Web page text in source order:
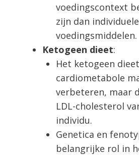
voedingscontext
zijn dan individuele
voedingsmiddelen.
Ketogeen dieet:
Het ketogeen
cardiometabole
verbeteren, maar
LDL-cholesterol
individu.
Genetica en
belangrijke rol in